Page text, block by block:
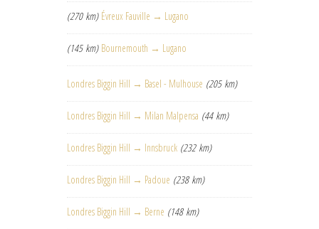
(270 km) Évreux Fauville → Lugano
(145 km) Bournemouth → Lugano
Londres Biggin Hill → Basel - Mulhouse (205 km)
Londres Biggin Hill → Milan Malpensa (44 km)
Londres Biggin Hill → Innsbruck (232 km)
Londres Biggin Hill → Padoue (238 km)
Londres Biggin Hill → Berne (148 km)